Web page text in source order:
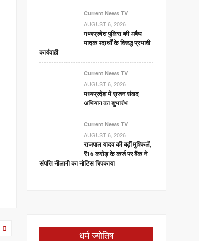
Current News TV
AUGUST 6, 2026
मध्यप्रदेश पुलिस की अवैध
मादक पदार्थों के विरूद्ध प्रभावी
कार्यवाही
Current News TV
AUGUST 6, 2026
मध्यप्रदेश में सृजन संवाद
अभियान का शुभारंभ
Current News TV
AUGUST 6, 2026
राजपाल यादव की बढ़ीं मुश्किलें,
₹16 करोड़ के कर्ज पर बैंक ने
संपत्ति नीलामी का नोटिस चिपकाया
धर्म ज्योतिष